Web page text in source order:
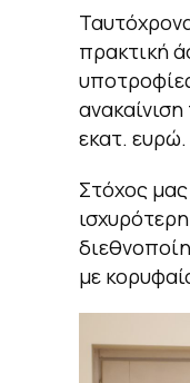
πρακτική
εκατ. ευρώ.
Στόχος μας
με